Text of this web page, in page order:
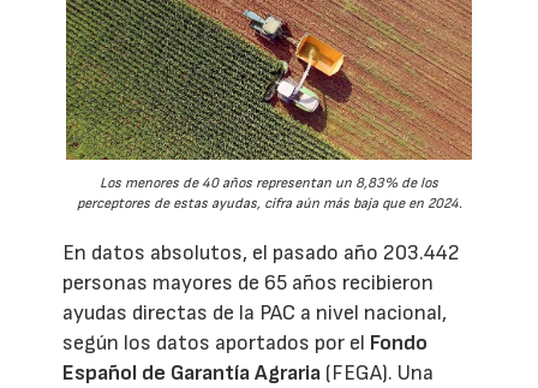
Los menores de 40 años representan un 8,83% de los
perceptores de estas ayudas, cifra aún más baja que en 2024.
En datos absolutos, el pasado año 203.442
personas mayores de 65 años recibieron
ayudas directas de la PAC a nivel nacional,
según los datos aportados por el Fondo
Español de Garantía Agraria (FEGA). Una